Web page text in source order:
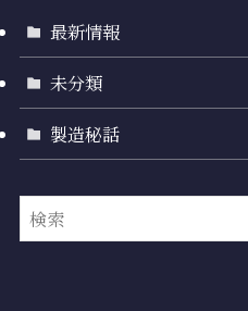
最新情報
未分類
製造秘話